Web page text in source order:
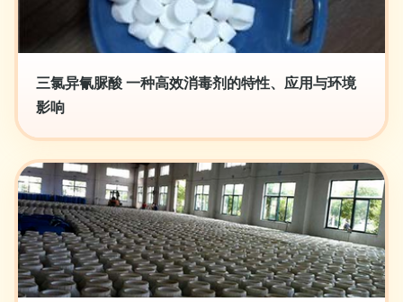
三氯异氰脲酸 一种高效消毒剂的特性、应用与环境
影响